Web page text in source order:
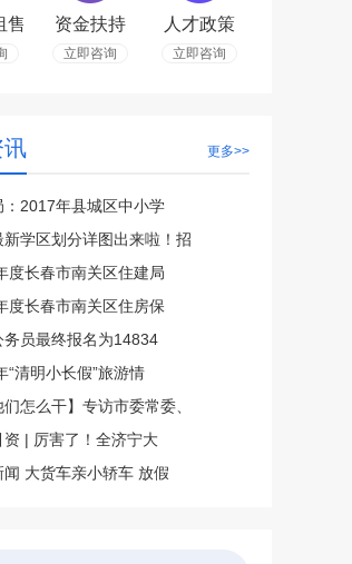
售 资金扶持
立即咨询
人才政策
立即咨询
讯 更多>>
：2017年县城区中小学
新学区划分详图出来啦！招
度长春市南关区住建局
度长春市南关区住房保
务员最终报名为14834
“清明小长假”旅游情
们怎么干】专访市委常委、
资 | 厉害了！全济宁大
闻 大货车亲小轿车 放假